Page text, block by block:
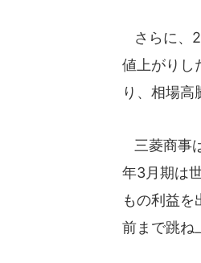
さらに、
値上がりし
り、相場高
三菱商事
年3月期は
もの利益
前まで跳ね